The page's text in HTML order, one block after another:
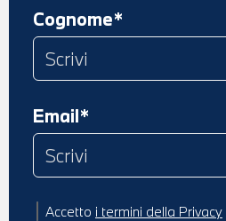
Cognome*
Email*
Accetto i termini della Privacy